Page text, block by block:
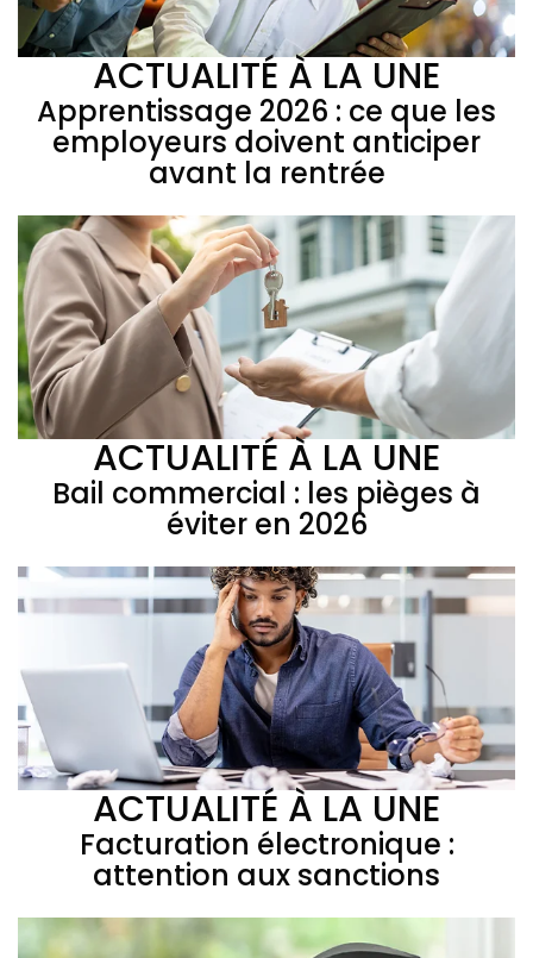
ACTUALITÉ À LA UNE
Apprentissage 2026 : ce que les
employeurs doivent anticiper
avant la rentrée
ACTUALITÉ À LA UNE
Bail commercial : les pièges à
éviter en 2026
ACTUALITÉ À LA UNE
Facturation électronique :
attention aux sanctions